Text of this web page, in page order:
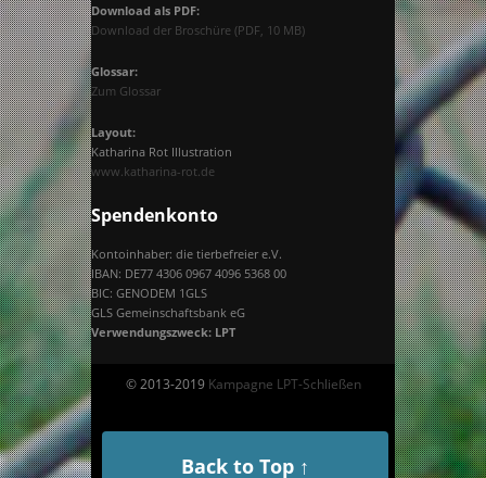
Download als PDF:
Download der Broschüre (PDF, 10 MB)
Glossar:
Zum Glossar
Layout:
Katharina Rot Illustration
www.katharina-rot.de
Spendenkonto
Kontoinhaber: die tierbefreier e.V.
IBAN: DE77 4306 0967 4096 5368 00
BIC: GENODEM 1GLS
GLS Gemeinschaftsbank eG
Verwendungszweck: LPT
© 2013-2019 Kampagne LPT-Schließen
Back to Top ↑